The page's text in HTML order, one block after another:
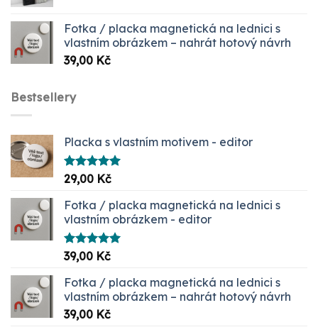
až
1099,00 Kč
Fotka / placka magnetická na lednici s
vlastním obrázkem – nahrát hotový návrh
39,00 Kč
Bestsellery
Placka s vlastním motivem - editor
Hodnocení
5.00
29,00 Kč
Fotka / placka magnetická na lednici s
vlastním obrázkem - editor
Hodnocení
5.00
39,00 Kč
Fotka / placka magnetická na lednici s
vlastním obrázkem – nahrát hotový návrh
39,00 Kč